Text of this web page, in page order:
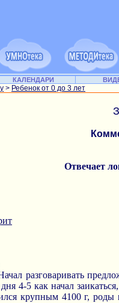
КАЛЕНДАРИ
> Ребенок от 0 до 3 лет
Отвечает
разговаривать
4-5 как начал
крупным 4100 г,